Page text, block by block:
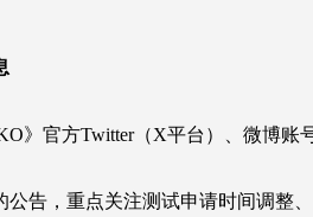
》官方Twitter（X平台）、微博账
告，重点关注测试申请时间调整